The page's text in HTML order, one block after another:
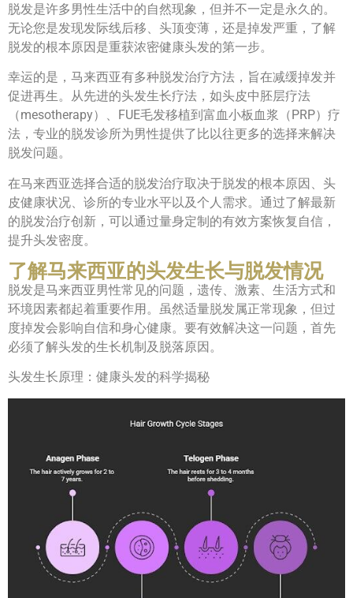
脱发是许多男性生活中的自然现象，但并不一定是永久的。
无论您是发现发际线后移、头顶变薄，还是掉发严重，了解
脱发的根本原因是重获浓密健康头发的第一步。
幸运的是，马来西亚有多种脱发治疗方法，旨在减缓掉发并
促进再生。从先进的头发生长疗法，如头皮中胚层疗法
（mesotherapy）、FUE毛发移植到富血小板血浆（PRP）疗
法，专业的脱发诊所为男性提供了比以往更多的选择来解决
脱发问题。
在马来西亚选择合适的脱发治疗取决于脱发的根本原因、头
皮健康状况、诊所的专业水平以及个人需求。通过了解最新
的脱发治疗创新，可以通过量身定制的有效方案恢复自信，
提升头发密度。
了解马来西亚的头发生长与脱发情况
脱发是马来西亚男性常见的问题，遗传、激素、生活方式和
环境因素都起着重要作用。虽然适量脱发属正常现象，但过
度掉发会影响自信和身心健康。要有效解决这一问题，首先
必须了解头发的生长机制及脱落原因。
头发生长原理：健康头发的科学揭秘